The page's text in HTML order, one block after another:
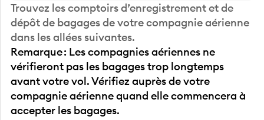
Trouvez les comptoirs d’enregistrement et de
dépôt de bagages de votre compagnie aérienne
dans les allées suivantes.
Remarque : Les compagnies aériennes ne
vérifieront pas les bagages trop longtemps
avant votre vol. Vérifiez auprès de votre
compagnie aérienne quand elle commencera à
accepter les bagages.